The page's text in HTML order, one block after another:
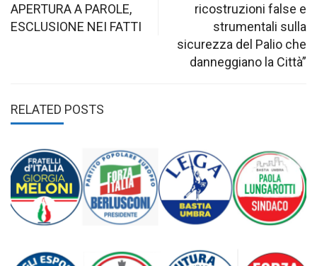
APERTURA A PAROLE,
ESCLUSIONE NEI FATTI
ricostruzioni false e
strumentali sulla
sicurezza del Palio che
danneggiano la Città”
RELATED POSTS